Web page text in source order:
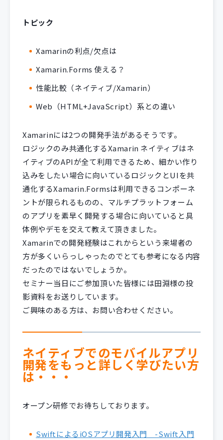
トピック
Xamarinの利点/欠点は
Xamarin.Forms 使える？
性能比較（ネイティブ/Xamarin）
Web（HTML+JavaScript）系との違い
Xamarinには2つの開発手法があるそうです。
ロジックのみ共通化するXamarin ネイティブはネ
イティブのAPIが全て利用できるため、細かい作り
込みをしたい場合に向いているロジックとUIを共
通化するXamarin.Formsは利用できるコンポーネ
ントが限られるものの、マルチプラットフォーム
のアプリを素早く開発する場合に向いていると具
体例やデモを交えて教えて頂きました。
Xamarinでの開発経験はこれからという来場者の
方が多くいらっしゃったのでとても参考になる内容
だったのではないでしょうか。
セミナー当日にご参加頂いた皆様には田淵様の投
影資料をお送りしています。
ご興味のある方は、お問い合わせください。
ネイティブでのモバイルアプリ
開発をもっと詳しく学びたい方
は・・・
オープン研修でお待ちしております。
SwiftによるiOSアプリ開発入門 -Swift入門